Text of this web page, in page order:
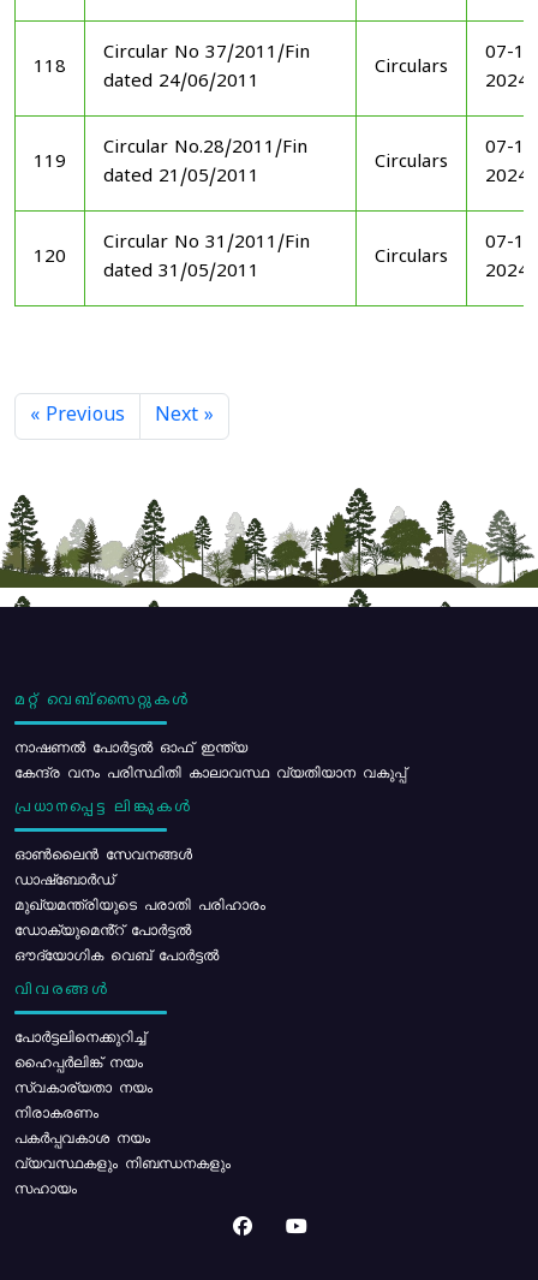
118
Circular No 37/2011/Fin
dated 24/06/2011
Circulars
07-
2024
119
Circular No.28/2011/Fin
dated 21/05/2011
Circulars
07-
2024
120
Circular No 31/2011/Fin
dated 31/05/2011
Circulars
07-
2024
« Previous Next »
മറ്റ് വെബ്സൈറ്റുകൾ
നാഷണൽ പോർട്ടൽ ഓഫ് ഇന്ത്യ
കേന്ദ്ര വനം പരിസ്ഥിതി കാലാവസ്ഥ വ്യതിയാന വകുപ്പ്
പ്രധാനപ്പെട്ട ലിങ്കുകൾ
ഓൺലൈൻ സേവനങ്ങൾ
ഡാഷ്ബോർഡ്
മുഖ്യമന്ത്രിയുടെ പരാതി പരിഹാരം
ഡോക്യുമെൻ്റ് പോർട്ടൽ
ഔദ്യോഗിക വെബ് പോർട്ടൽ
വിവരങ്ങൾ
പോര്‍ട്ടലിനെക്കുറിച്ച്
ഹൈപ്പർലിങ്ക് നയം
സ്വകാര്യതാ നയം
നിരാകരണം
പകർപ്പവകാശ നയം
വ്യവസ്ഥകളും നിബന്ധനകളും
സഹായം